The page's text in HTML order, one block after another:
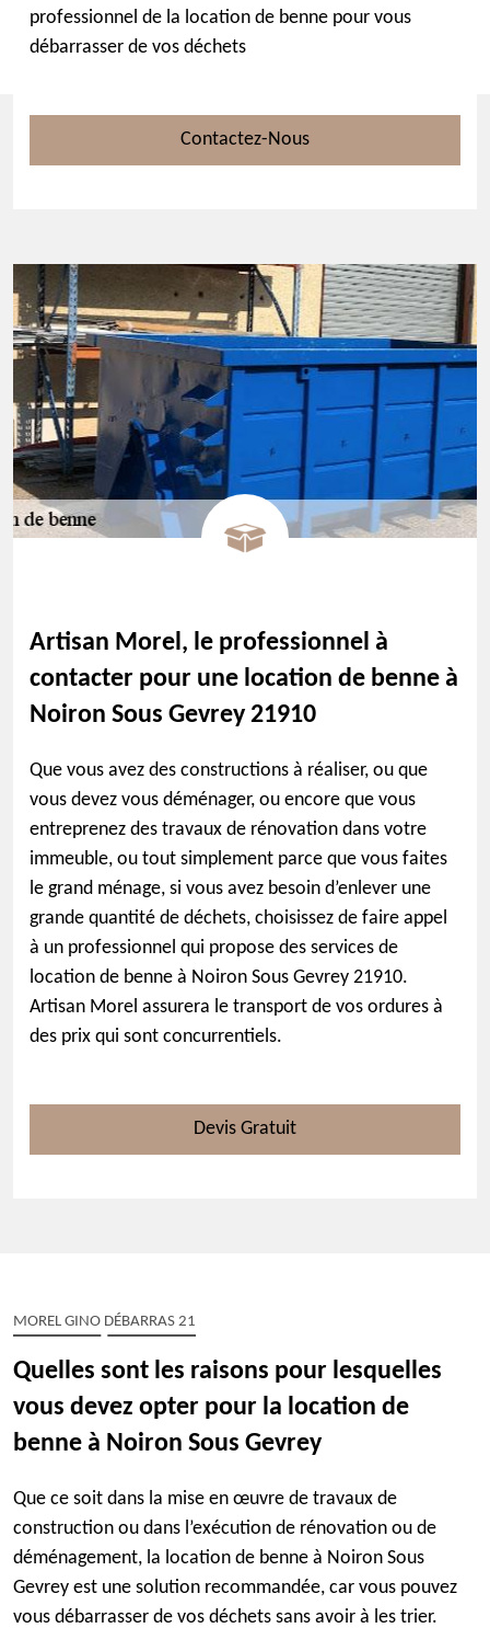
professionnel de la location de benne pour vous
débarrasser de vos déchets
Contactez-Nous
Artisan Morel, le professionnel à
contacter pour une location de benne à
Noiron Sous Gevrey 21910
Que vous avez des constructions à réaliser, ou que
vous devez vous déménager, ou encore que vous
entreprenez des travaux de rénovation dans votre
immeuble, ou tout simplement parce que vous faites
le grand ménage, si vous avez besoin d’enlever une
grande quantité de déchets, choisissez de faire appel
à un professionnel qui propose des services de
location de benne à Noiron Sous Gevrey 21910.
Artisan Morel assurera le transport de vos ordures à
des prix qui sont concurrentiels.
Devis Gratuit
MOREL GINO DÉBARRAS 21
Quelles sont les raisons pour lesquelles
vous devez opter pour la location de
benne à Noiron Sous Gevrey
Que ce soit dans la mise en œuvre de travaux de
construction ou dans l’exécution de rénovation ou de
déménagement, la location de benne à Noiron Sous
Gevrey est une solution recommandée, car vous pouvez
vous débarrasser de vos déchets sans avoir à les trier.